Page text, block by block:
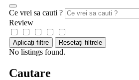
Ce vrei sa cauti ?
Review
Aplicați filtre Resetați filtrele
No listings found.
Cautare